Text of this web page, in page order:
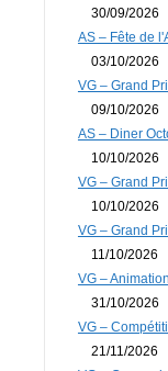
30/09/2026
AS – Fête de
03/10/2026
VG – Grand
09/10/2026
AS – Diner
10/10/2026
VG – Grand
10/10/2026
VG – Grand
11/10/2026
VG –
31/10/2026
VG –
21/11/2026